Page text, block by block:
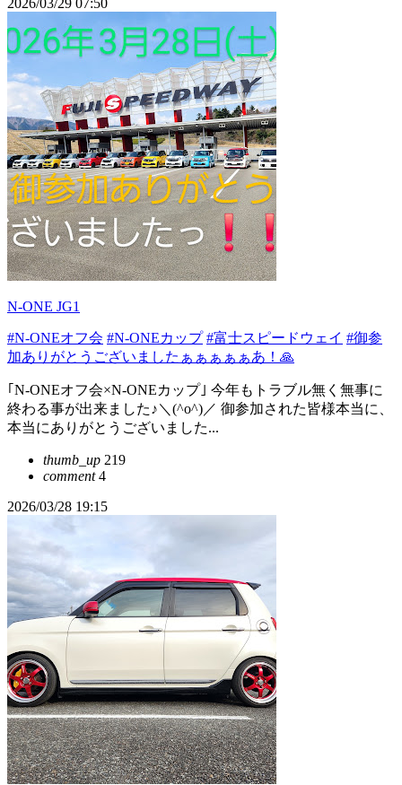
2026/03/29 07:50
N-ONE JG1
#N-ONEオフ会 #N-ONEカップ #富士スピードウェイ #御参
加ありがとうございましたぁぁぁぁぁあ！🙏
｢N-ONEオフ会×N-ONEカップ｣ 今年もトラブル無く無事に
終わる事が出来ました♪＼(^o^)／ 御参加された皆様本当に、
本当にありがとうございました...
thumb_up 219
comment4
2026/03/28 19:15